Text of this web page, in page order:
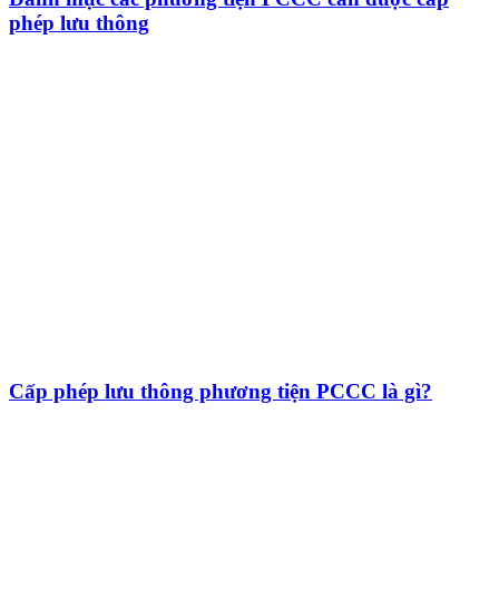
phép lưu thông
Cấp phép lưu thông phương tiện PCCC là gì?